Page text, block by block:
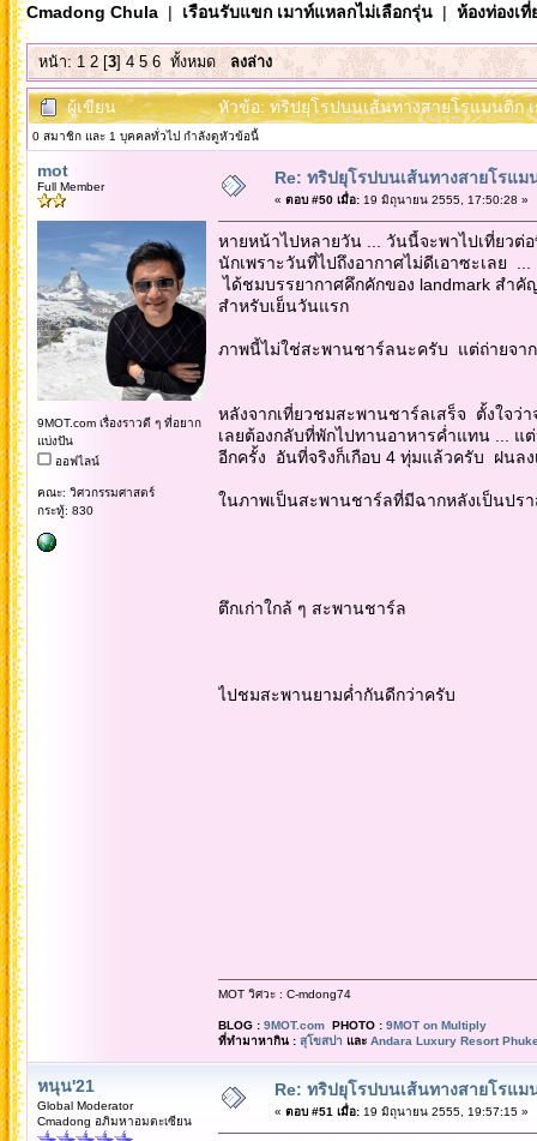
Cmadong Chula| เรือนรับแขก เมาท์แหลกไม่เลือกรุ่น| ห้องท่องเ
หน้า:1 2[3]4 5 6 ทั้งหมด ลงล่าง
ผู้เขียน หัวข้อ: ทริปยุโรปบนเส้นทางสายโรแมนติก
0 สมาชิก และ 1 บุคคลทั่วไป กำลังดูหัวข้อนี้
mot
Full Member
9MOT.com เรื่องราวดี ๆ ที่อยาก
แบ่งปัน
ออฟไลน์
คณะ: วิศวกรรมศาสตร์
กระทู้: 830
Re: ทริปยุโรปบนเส้นทางสายโรแม
« ตอบ #50 เมื่อ:19 มิถุนายน 2555, 17:50:28 »
หายหน้าไปหลายวัน ... วันนี้จะพาไปเที่ยวต่
นักเพราะวันที่ไปถึงอากาศไม่ดีเอาซะเลย
ได้ชมบรรยากาศคึกคักของ landmark สำคั
สำหรับเย็นวันแรก
ภาพนี้ไม่ใช่สะพานชาร์ลนะครับ แต่ถ่ายจา
หลังจากเที่ยวชมสะพานชาร์ลเสร็จ ตั้งใจว่
เลยต้องกลับที่พักไปทานอาหารค่ำแทน ... แ
อีกครั้ง อันที่จริงก็เกือบ 4 ทุ่มแล้วครับ ฝน
ในภาพเป็นสะพานชาร์ลที่มีฉากหลังเป็นปร
ตึกเก่าใกล้ ๆ สะพานชาร์ล
ไปชมสะพานยามค่ำกันดีกว่าครับ
MOT วิศวะ : C-mdong74
BLOG : 9MOT.comPHOTO : 9MOT on Multiply
ที่ทำมาหากิน : สุโขสปา และ Andara Luxury Resort
หนุน'21
Global Moderator
Cmadong อภิมหาอมตะเซียน
Re: ทริปยุโรปบนเส้นทางสายโรแม
« ตอบ #51 เมื่อ:19 มิถุนายน 2555, 19:57:15 »